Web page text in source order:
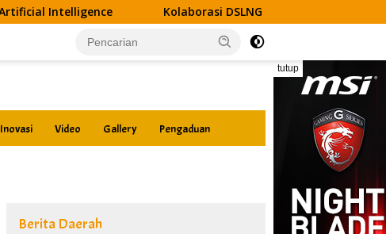
Kolaborasi DSLNG dan Disdik Banggai Hadirkan Pelatihan
tutup
Inovasi Video Gallery Pengaduan
Berita Daerah